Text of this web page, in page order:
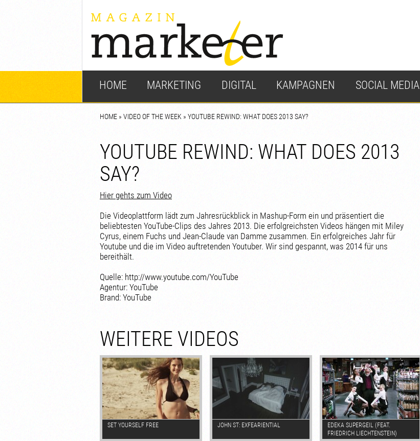
HOME MARKETING DIGITAL KAMPAGNEN SOCIAL MEDIA
HOME » VIDEO OF THE WEEK » YOUTUBE REWIND: WHAT DOES 2013 SAY?
YOUTUBE REWIND: WHAT DOES 2013
SAY?
Hier gehts zum Video
Die Videoplattform lädt zum Jahresrückblick in Mashup-Form ein und präsentiert die
beliebtesten YouTube-Clips des Jahres 2013. Die erfolgreichsten Videos hängen mit Miley
Cyrus, einem Fuchs und Jean-Claude van Damme zusammen. Ein erfolgreiches Jahr für
Youtube und die im Video auftretenden Youtuber. Wir sind gespannt, was 2014 für uns
bereithält.
Quelle: http://www.youtube.com/YouTube
Agentur: YouTube
Brand: YouTube
WEITERE VIDEOS
SET YOURSELF FREE JOHN ST: EXFEARIENTIAL
EDEKA SUPERGEIL (FEAT.
FRIEDRICH LIECHTENSTEIN)